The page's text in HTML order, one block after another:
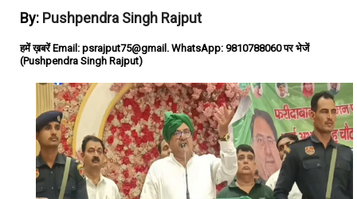
By: Pushpendra Singh Rajput
हमें ख़बरें Email: psrajput75@gmail. WhatsApp: 9810788060 पर भेजें
(Pushpendra Singh Rajput)